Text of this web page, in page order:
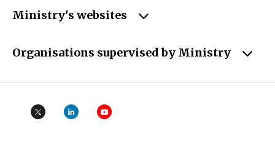
Ministry's websites
Organisations supervised by Ministry